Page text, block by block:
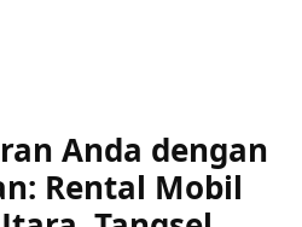
Anda dengan
Rental Mobil